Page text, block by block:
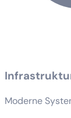
Moderne